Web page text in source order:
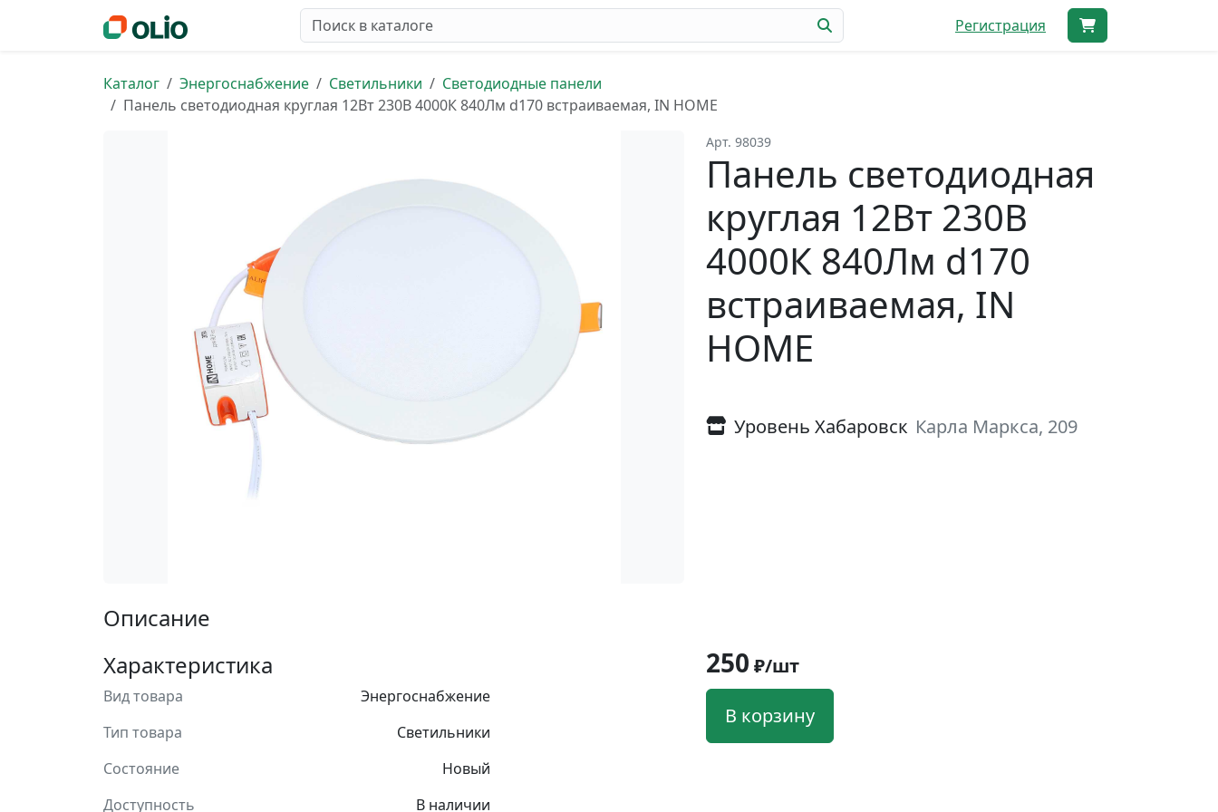
Регистрация
Каталог Энергоснабжение Светильники
Светодиодные панели
Панель светодиодная круглая 12Вт 230В 4000К 840Лм d170 встраиваемая, IN HOME
Описание
Характеристика
Вид товара
Энергоснабжение
Тип товара
Светильники
Состояние
Новый
Доступность
В наличии
Арт. 98039
Панель светодиодная
круглая 12Вт 230В
4000К 840Лм d170
встраиваемая, IN
HOME
Уровень Хабаровск Карла Маркса, 209
250 ₽/шт
В корзину